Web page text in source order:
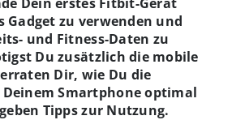
Gadget zu verwenden und
und Fitness-Daten zu
Du zusätzlich die mobile
Dir, wie Du die
Smartphone optimal
Tipps zur Nutzung.